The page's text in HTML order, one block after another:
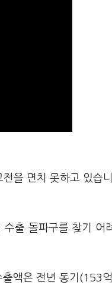
을 면치 못하고 있습
출 돌파구를 찾기 어
액은 전년 동기(153